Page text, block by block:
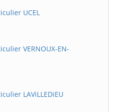
UCEL
VERNOUX-EN-
LAViLLEDiEU